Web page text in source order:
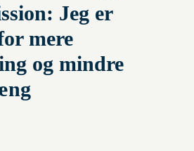
Jeg er
mere
og mindre